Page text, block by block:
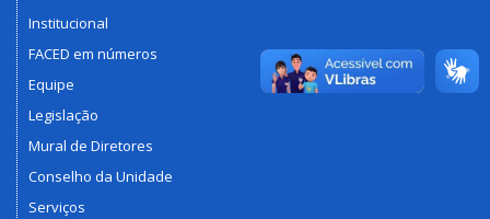
Institucional
FACED em números
Equipe
Legislação
Mural de Diretores
Conselho da Unidade
Serviços